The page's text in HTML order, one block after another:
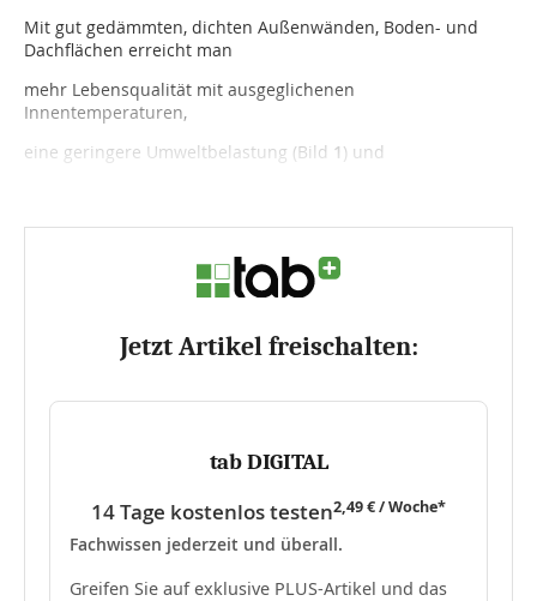
Mit gut gedämmten, dichten Außenwänden, Boden- und
Dachflächen erreicht man
mehr Lebensqualität mit ausgeglichenen
Innentemperaturen,
eine geringere Umweltbelastung (Bild 1 ) und
Jetzt Artikel freischalten:
tab DIGITAL
14 Tage kostenlos testen2,49 € / Woche*
Fachwissen jederzeit und überall.
Greifen Sie auf exklusive PLUS-Artikel und das